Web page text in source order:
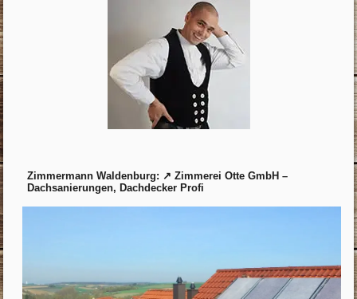
Zimmermann Waldenburg: ↗️ Zimmerei Otte GmbH –
Dachsanierungen, Dachdecker Profi